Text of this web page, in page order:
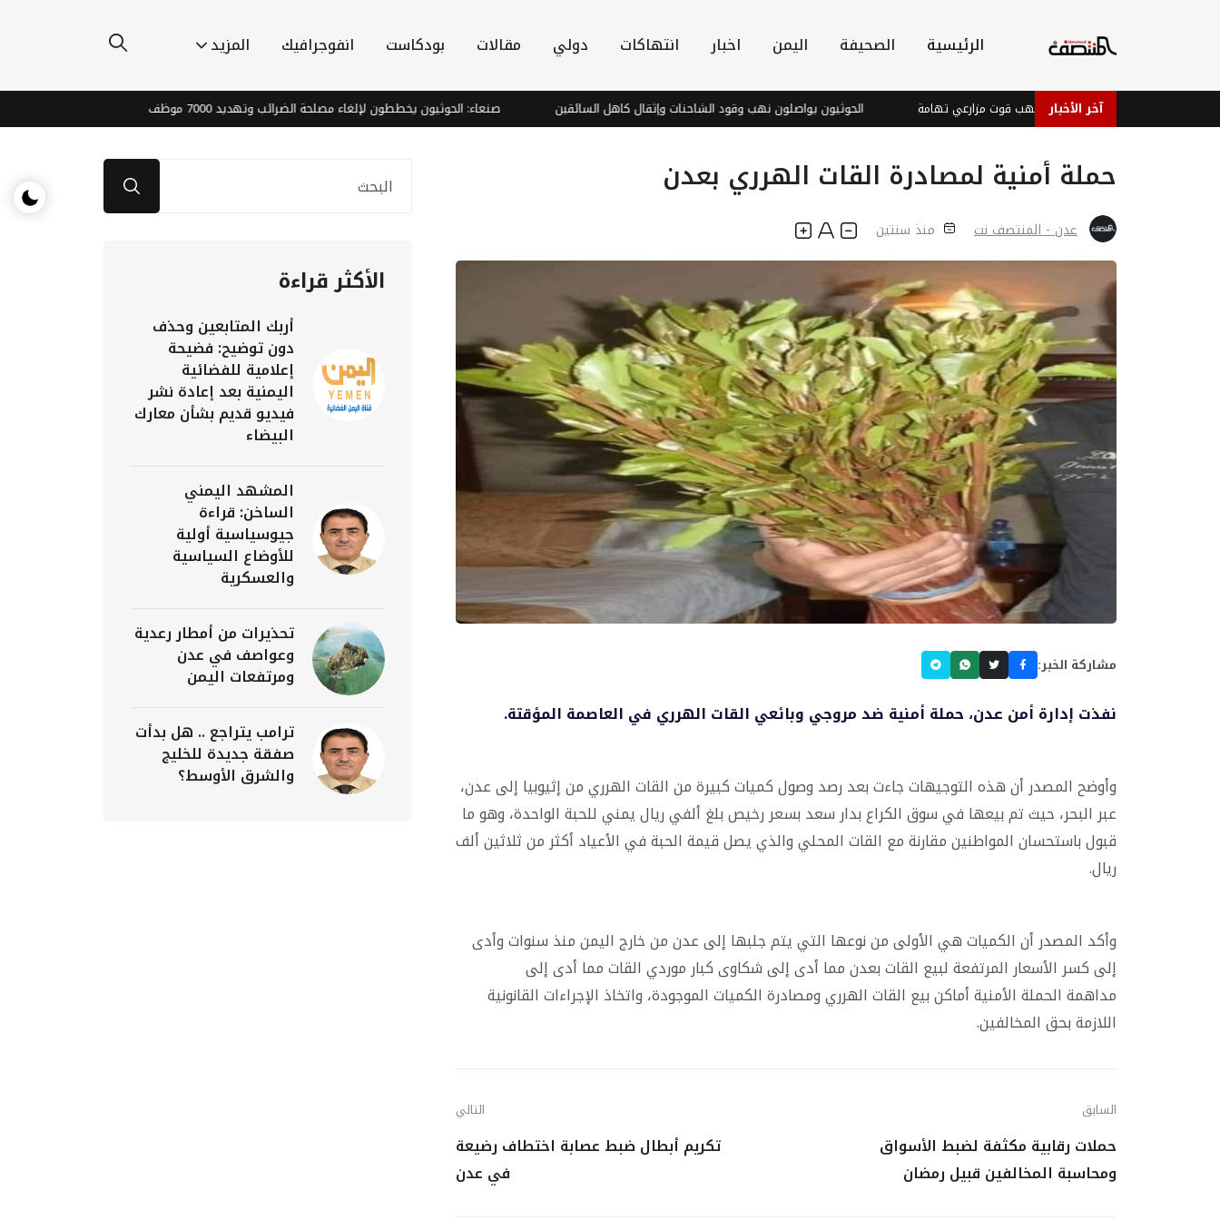
الرئيسية الصحيفة اليمن اخبار انتهاكات دولي مقالات بودكاست انفوجرافيك المزيد
آخر الأخبار
الحوثي ينهب قوت مزارعي تهامة الحوثيون يواصلون نهب وقود الشاحنات وإثقال كاهل السائقين صنعاء: الحوثيون يخططون لإلغاء مصلحة الضرائب وتهديد 7000 موظف
حملة أمنية لمصادرة القات الهرري بعدن
عدن - المنتصف نت منذ سنتين
مشاركة الخبر:
نفذت إدارة أمن عدن، حملة أمنية ضد مروجي وبائعي القات الهرري في العاصمة المؤقتة.
وأوضح المصدر أن هذه التوجيهات جاءت بعد رصد وصول كميات كبيرة من القات الهرري من إثيوبيا إلى عدن،
عبر البحر، حيث تم بيعها في سوق الكراع بدار سعد بسعر رخيص بلغ ألفي ريال يمني للحبة الواحدة، وهو ما
قبول باستحسان المواطنين مقارنة مع القات المحلي والذي يصل قيمة الحبة في الأعياد أكثر من ثلاثين ألف
ريال.
وأكد المصدر أن الكميات هي الأولى من نوعها التي يتم جلبها إلى عدن من خارج اليمن منذ سنوات وأدى
إلى كسر الأسعار المرتفعة لبيع القات بعدن مما أدى إلى شكاوى كبار موردي القات مما أدى إلى
مداهمة الحملة الأمنية أماكن بيع القات الهرري ومصادرة الكميات الموجودة، واتخاذ الإجراءات القانونية
اللازمة بحق المخالفين.
السابق
حملات رقابية مكثفة لضبط الأسواق
ومحاسبة المخالفين قبيل رمضان
التالي
تكريم أبطال ضبط عصابة اختطاف رضيعة
في عدن
الأكثر قراءة
أربك المتابعين وحذف
دون توضيح: فضيحة
إعلامية للفضائية
اليمنية بعد إعادة نشر
فيديو قديم بشأن معارك
البيضاء
المشهد اليمني
الساخن: قراءة
جيوسياسية أولية
للأوضاع السياسية
والعسكرية
تحذيرات من أمطار رعدية
وعواصف في عدن
ومرتفعات اليمن
ترامب يتراجع .. هل بدأت
صفقة جديدة للخليج
والشرق الأوسط؟